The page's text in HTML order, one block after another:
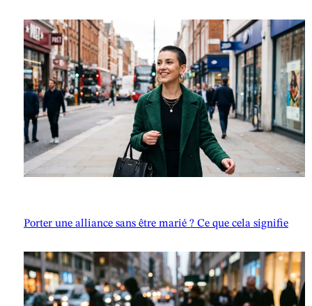
Porter une alliance sans être marié ? Ce que cela signifie